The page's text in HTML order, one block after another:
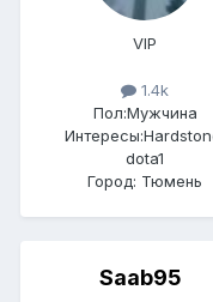
VIP
1.4k
Пол:Мужчина
Интересы:
dota1
Город: Тюмень
Saab95